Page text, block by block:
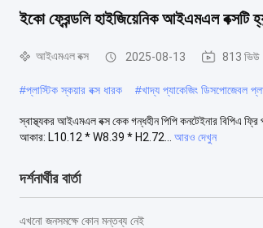
ইকো ফ্রেন্ডলি হাইজিয়েনিক আইএমএল বক্সটি
আইএমএল বক্স 2025-08-13 813 ভিউ
#প্লাস্টিক স্কয়ার বক্স ধারক #খাদ্য প্যাকেজিং ডিসপোজেবল
স্বাস্থ্যকর আইএমএল বক্স কেক গন্ধহীন পিপি কনটেইনার বিপিএ
আকার: L10.12 * W8.39 * H2.72...
আরও দেখুন
দর্শনার্থীর বার্তা
এখনো জনসমক্ষে কোন মন্তব্য নেই